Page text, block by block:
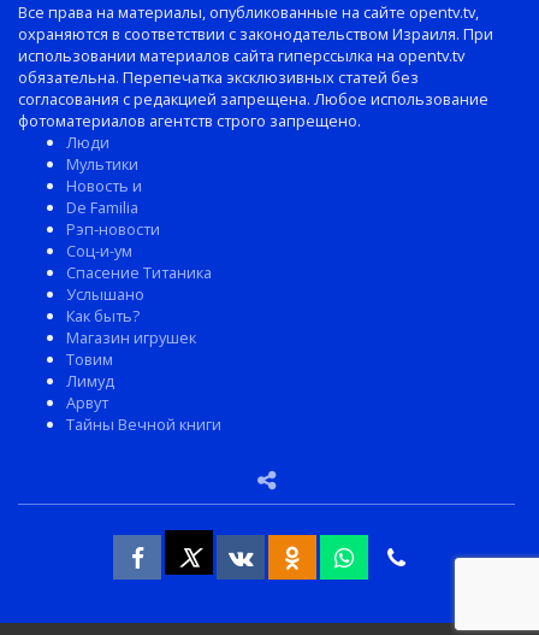
Все права на материалы, опубликованные на сайте opentv.tv,
охраняются в соответствии с законодательством Израиля. При
использовании материалов сайта гиперссылка на opentv.tv
обязательна. Перепечатка эксклюзивных статей без
согласования с редакцией запрещена. Любое использование
фотоматериалов агентств строго запрещено.
Люди
Мультики
Новость и
De Familia
Рэп-новости
Соц-и-ум
Спасение Титаника
Услышано
Как быть?
Магазин игрушек
Товим
Лимуд
Арвут
Тайны Вечной книги